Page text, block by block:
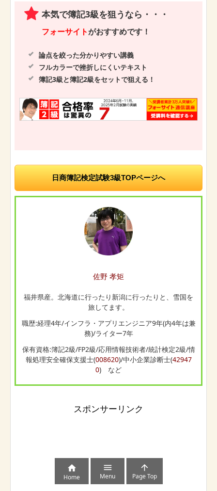
本気で簿記3級を狙うなら・・・
フォーサイトがおすすめです！
論点を絞った分かりやすい講義
フルカラーで挫折しにくいテキスト
簿記3級と簿記2級をセットで狙える！
日商簿記検定試験3級TOPページへ
佐野 孝矩
福井県産。北海道に行ったり新潟に行ったりと、雪国を
旅してます。
職歴:経理4年/インフラ・アプリエンジニア9年(内4年は兼
務)/ライター7年
保有資格:簿記2級/FP2級/応用情報技術者/統計検定2級/情
報処理安全確保支援士(008620)/中小企業診断士(42947
0) など
スポンサーリンク

Home

Menu

Page Top